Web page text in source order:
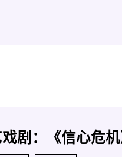
剧：《信心危